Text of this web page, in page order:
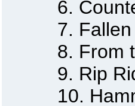
6.
7. Fallen
8. From
9. Rip
10.